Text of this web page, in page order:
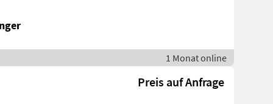
1 Monat online
Preis auf Anfrage